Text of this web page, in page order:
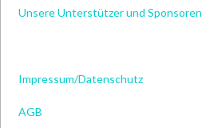
Unsere Unterstützer und Sponsoren
Impressum/Datenschutz
AGB